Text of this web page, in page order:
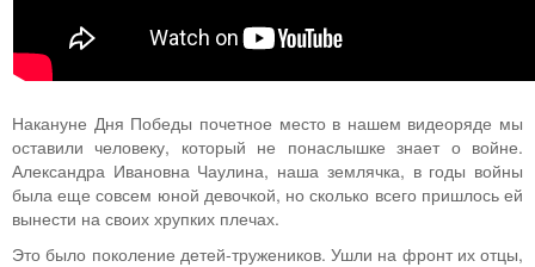
Накануне Дня Победы почетное место в нашем видеоряде мы
оставили человеку, который не понаслышке знает о войне.
Александра Ивановна Чаулина, наша землячка, в годы войны
была еще совсем юной девочкой, но сколько всего пришлось ей
вынести на своих хрупких плечах.
Это было поколение детей-тружеников. Ушли на фронт их отцы,